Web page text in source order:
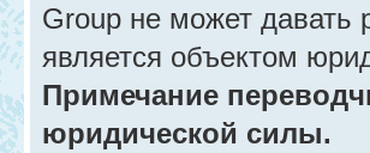
Group не может давать
является объектом
Примечание
юридической силы.